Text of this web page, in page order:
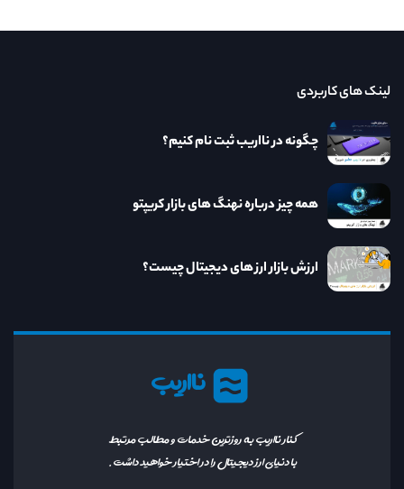
نااریب
کنار نااریب به روزترین خدمات و مطالب مرتبط
با دنیای ارز دیجیتال را در اختیار خواهید داشت.
لینک های کاربردی
چگونه در نااریب ثبت نام کنیم؟
همه چیز درباره نهنگ های بازار کریپتو
ارزش بازار ارز های دیجیتال چیست؟